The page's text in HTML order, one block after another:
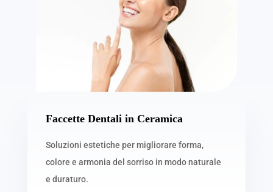
Faccette Dentali in Ceramica
Soluzioni estetiche per migliorare forma,
colore e armonia del sorriso in modo naturale
e duraturo.